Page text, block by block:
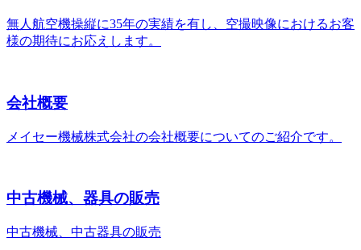
無人航空機操縦に35年の実績を有し、空撮映像におけるお客
様の期待にお応えします。
会社概要
メイセー機械株式会社の会社概要についてのご紹介です。
中古機械、器具の販売
中古機械、中古器具の販売